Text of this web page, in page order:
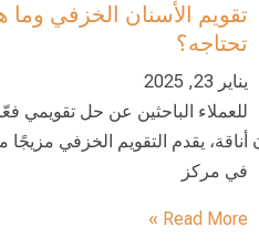
تقويم الأسنان الخزفي وما
تحتاجه؟
يناير 23, 2025
للعملاء الباحثين عن حل تقويمي
أناقة، يقدم التقويم الخزفي مزيجًا
في مركز
Read More »